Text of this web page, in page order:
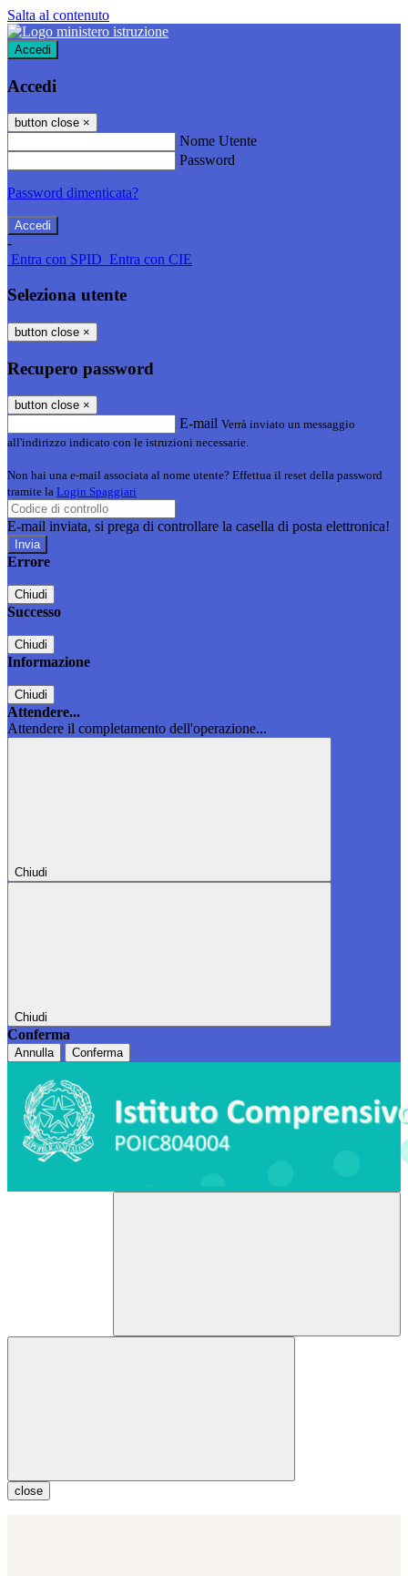
Salta al contenuto
Accedi
Accedi
button close ×
Nome Utente
Password
Password dimenticata?
-
Entra con SPID Entra con CIE
Seleziona utente
button close ×
Recupero password
button close ×
E-mail Verrà inviato un messaggio
all'indirizzo indicato con le istruzioni necessarie.
Non hai una e-mail associata al nome utente? Effettua il reset della password
tramite la Login Spaggiari
E-mail inviata, si prega di controllare la casella di posta elettronica!
Errore
Chiudi
Successo
Chiudi
Informazione
Chiudi
Attendere...
Attendere il completamento dell'operazione...
Chiudi
Chiudi
Conferma
Annulla Conferma
close